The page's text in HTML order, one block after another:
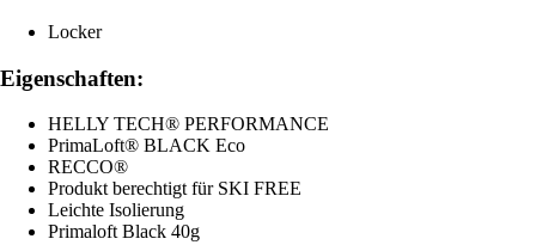
Locker
Eigenschaften:
HELLY TECH® PERFORMANCE
PrimaLoft® BLACK Eco
RECCO®
Produkt berechtigt für SKI FREE
Leichte Isolierung
Primaloft Black 40g